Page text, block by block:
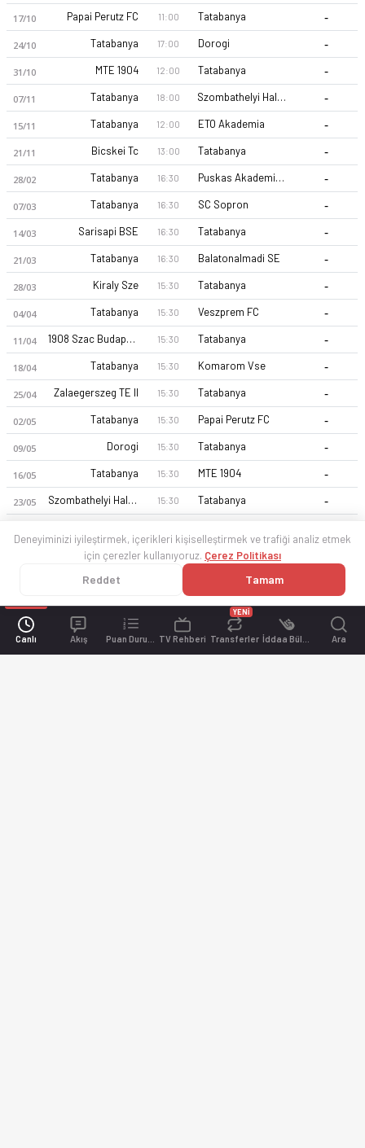
Canlı Akış TV Rehberi Transferler
YENİ
Ara
Tatabanya 26-27 sezonu | NB III NB III 26/27, North
17/10 Papai Perutz FC 11:00 Tatabanya -
24/10 Tatabanya 17:00 Dorogi -
31/10 MTE 1904 12:00 Tatabanya -
07/11 Tatabanya 18:00 Szombathelyi Haladás -
15/11 Tatabanya 12:00 ETO Akademia -
21/11 Bicskei Tc 13:00 Tatabanya -
28/02 Tatabanya 16:30 Puskas Akademia II -
07/03 Tatabanya 16:30 SC Sopron -
14/03 Sarisapi BSE 16:30 Tatabanya -
21/03 Tatabanya 16:30 Balatonalmadi SE -
28/03 Kiraly Sze 15:30 Tatabanya -
04/04 Tatabanya 15:30 Veszprem FC -
11/04 1908 Szac Budapest 15:30 Tatabanya -
18/04 Tatabanya 15:30 Komarom Vse -
25/04 Zalaegerszeg TE II 15:30 Tatabanya -
02/05 Tatabanya 15:30 Papai Perutz FC -
09/05 Dorogi 15:30 Tatabanya -
16/05 Tatabanya 15:30 MTE 1904 -
23/05 Szombathelyi Haladás 15:30 Tatabanya -
Deneyiminizi iyileştirmek, içerikleri kişiselleştirmek ve trafiği analiz etmek
için çerezler kullanıyoruz. Çerez Politikası
Reddet Tamam